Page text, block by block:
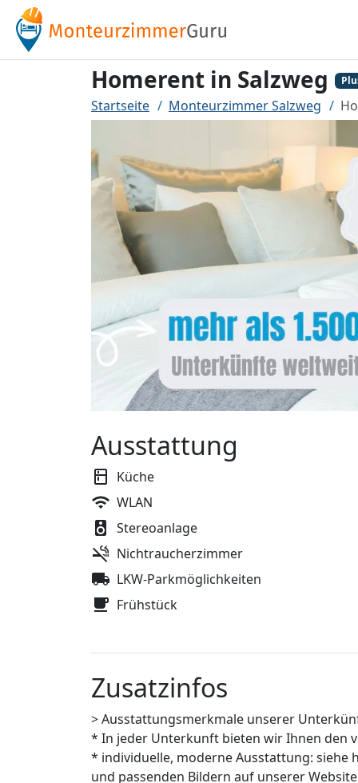
Homerent in Salzweg
Startseite Monteurzimmer Salzweg
Ausstattung
Küche
WLAN
Stereoanlage
Nichtraucherzimmer
LKW-Parkmöglichkeiten
Frühstück
Zusatzinfos
> Ausstattungsmerkmale unserer
* In jeder Unterkunft bieten wir Ihnen den
* individuelle, moderne Ausstattung: siehe
und passenden Bildern auf unserer Website